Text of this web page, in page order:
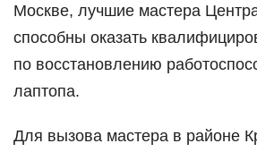
Москве, лучшие мастера
способны оказать
по восстановлению
лаптопа.
Для вызова мастера в районе